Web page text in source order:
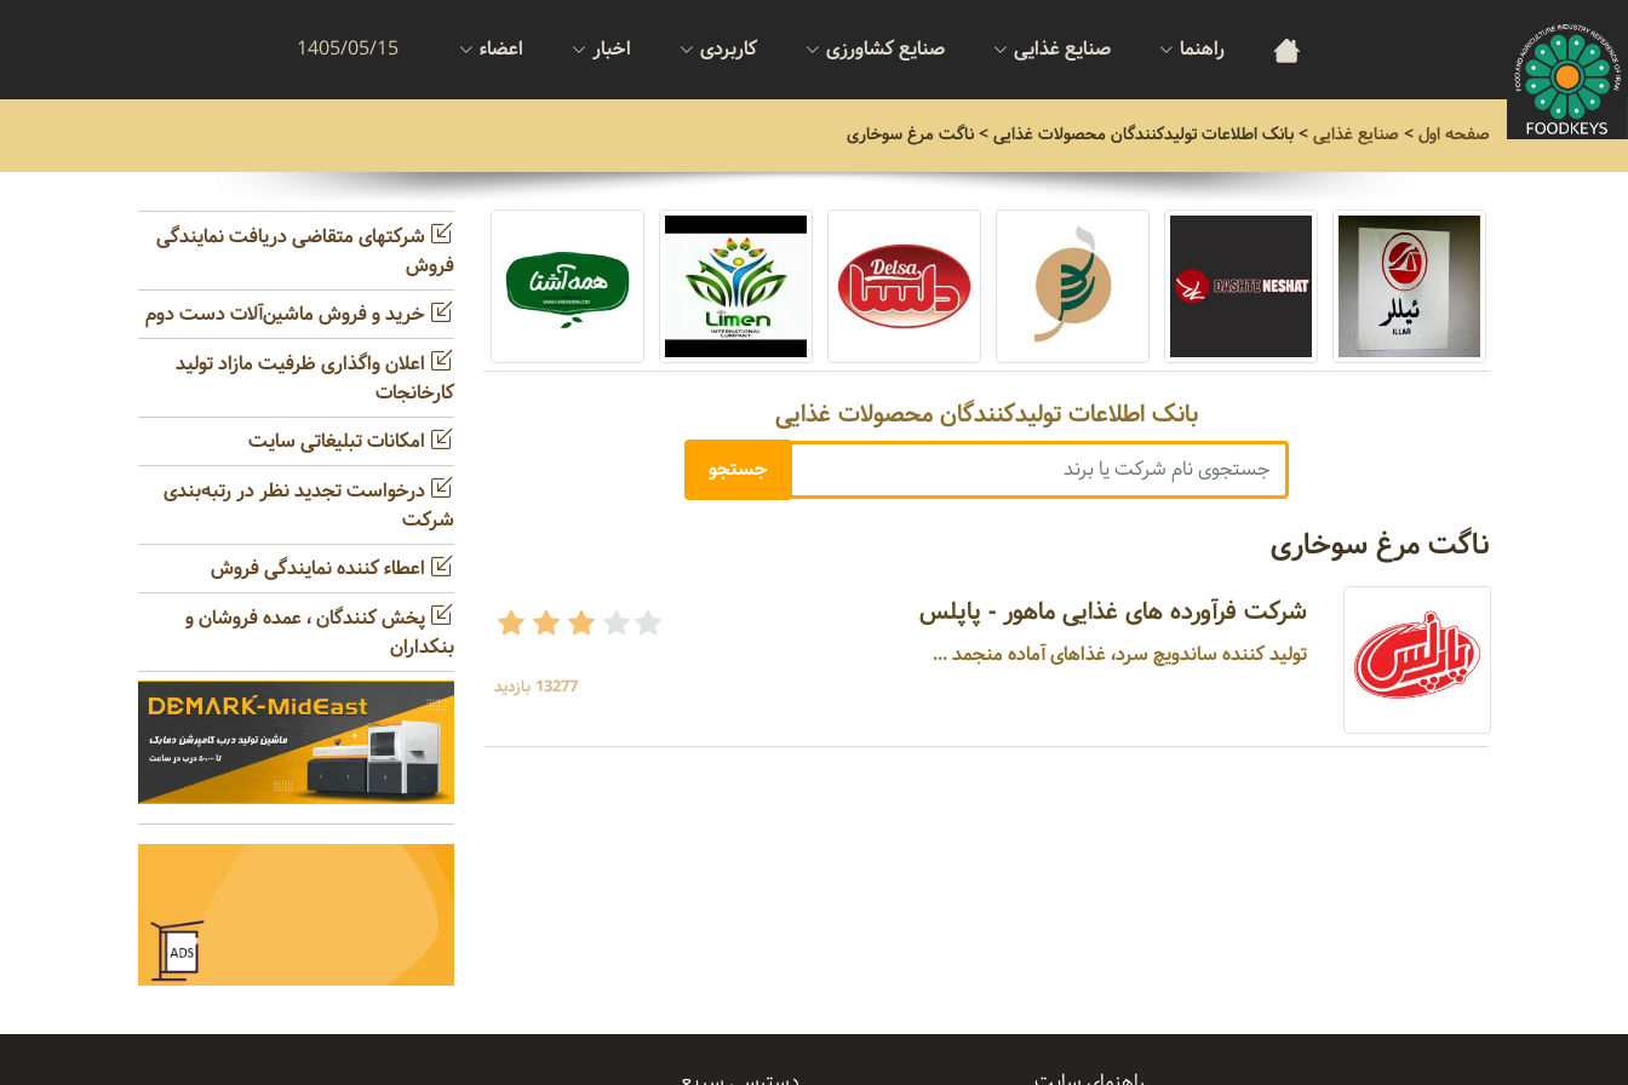
راهنما صنایع غذایی صنایع کشاورزی کاربردی اخبار اعضاء 1405/05/15
صفحه اول> صنایع غذایی>بانک اطلاعات تولیدکنندگان محصولات غذایی> ناگت مرغ سوخاری
بانک اطلاعات تولیدکنندگان محصولات غذایی
ناگت مرغ سوخاری
شرکت فرآورده های غذایی ماهور - پاپلس
تولید کننده ساندویچ سرد، غذاهای آماده منجمد ...
13277 بازدید
شرکتهای متقاضی دریافت نمایندگی
فروش
خرید و فروش ماشین‌آلات دست دوم
اعلان واگذاری ظرفیت مازاد تولید
کارخانجات
امکانات تبلیغاتی سایت
درخواست تجدید نظر در رتبه‌بندی
شرکت
اعطاء کننده نمایندگی فروش
پخش کنندگان ، عمده فروشان و
بنکداران